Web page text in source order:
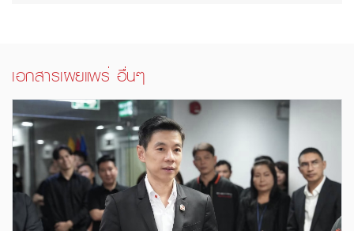
เอกสารเผยแพร่ อื่นๆ